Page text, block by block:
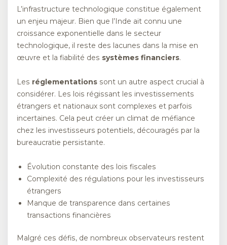
L’infrastructure technologique constitue également
un enjeu majeur. Bien que l’Inde ait connu une
croissance exponentielle dans le secteur
technologique, il reste des lacunes dans la mise en
œuvre et la fiabilité des systèmes financiers.
Les réglementations sont un autre aspect crucial à
considérer. Les lois régissant les investissements
étrangers et nationaux sont complexes et parfois
incertaines. Cela peut créer un climat de méfiance
chez les investisseurs potentiels, découragés par la
bureaucratie persistante.
Évolution constante des lois fiscales
Complexité des régulations pour les investisseurs
étrangers
Manque de transparence dans certaines
transactions financières
Malgré ces défis, de nombreux observateurs restent